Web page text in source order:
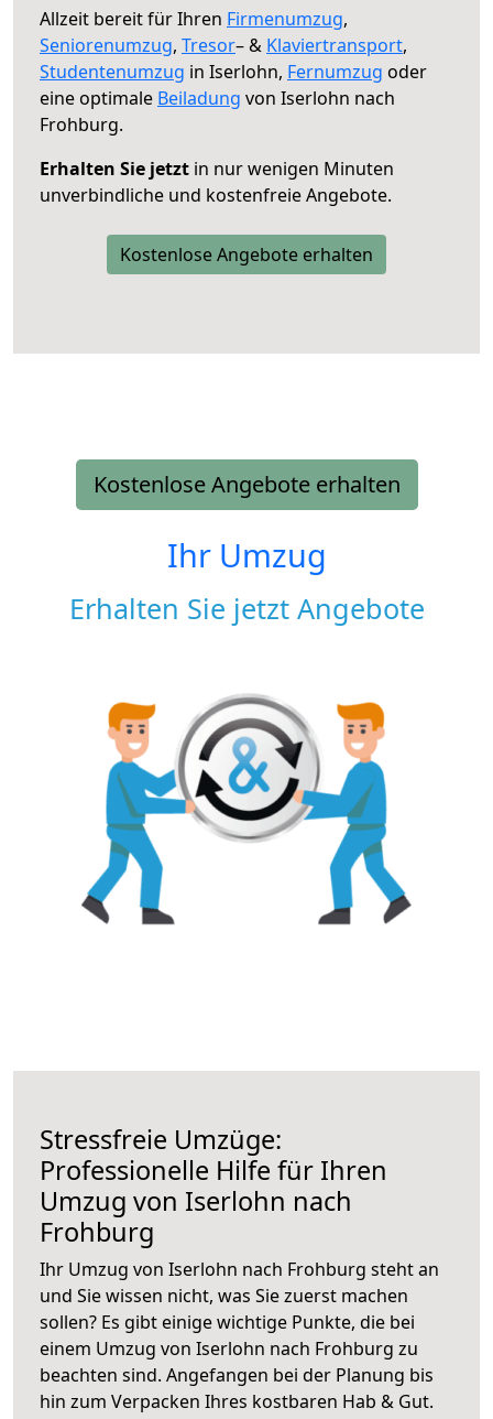
Allzeit bereit für Ihren Firmenumzug,
Seniorenumzug, Tresor– & Klaviertransport,
Studentenumzug in Iserlohn, Fernumzug oder
eine optimale Beiladung von Iserlohn nach
Frohburg.
Erhalten Sie jetzt in nur wenigen Minuten
unverbindliche und kostenfreie Angebote.
Kostenlose Angebote erhalten
Kostenlose Angebote erhalten
Ihr Umzug
Erhalten Sie jetzt Angebote
Stressfreie Umzüge:
Professionelle Hilfe für Ihren
Umzug von Iserlohn nach
Frohburg
Ihr Umzug von Iserlohn nach Frohburg steht an
und Sie wissen nicht, was Sie zuerst machen
sollen? Es gibt einige wichtige Punkte, die bei
einem Umzug von Iserlohn nach Frohburg zu
beachten sind. Angefangen bei der Planung bis
hin zum Verpacken Ihres kostbaren Hab & Gut.